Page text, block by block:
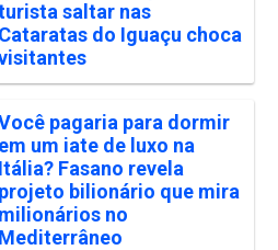
saltar nas
Cataratas do Iguaçu choca
pagaria para dormir
em um iate de luxo na
Itália? Fasano revela
projeto bilionário que mira
milionários no
Mediterrâneo